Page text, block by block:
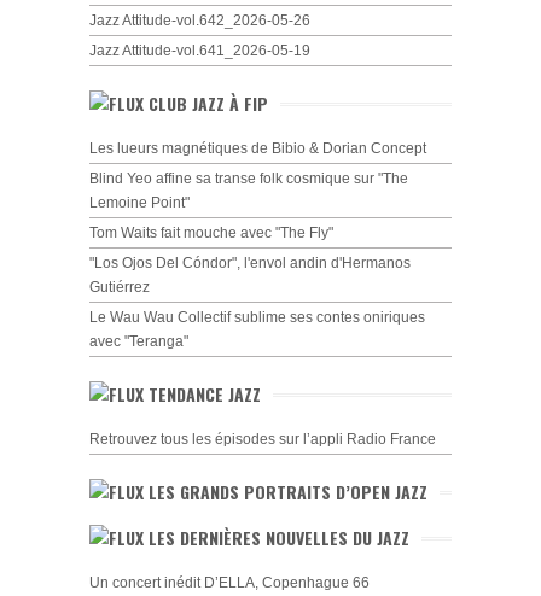
Jazz Attitude-vol.642_2026-05-26
Jazz Attitude-vol.641_2026-05-19
CLUB JAZZ À FIP
Les lueurs magnétiques de Bibio & Dorian Concept
Blind Yeo affine sa transe folk cosmique sur "The
Lemoine Point"
Tom Waits fait mouche avec "The Fly"
"Los Ojos Del Cóndor", l'envol andin d'Hermanos
Gutiérrez
Le Wau Wau Collectif sublime ses contes oniriques
avec "Teranga"
TENDANCE JAZZ
Retrouvez tous les épisodes sur l’appli Radio France
LES GRANDS PORTRAITS D’OPEN JAZZ
LES DERNIÈRES NOUVELLES DU JAZZ
Un concert inédit D’ELLA, Copenhague 66